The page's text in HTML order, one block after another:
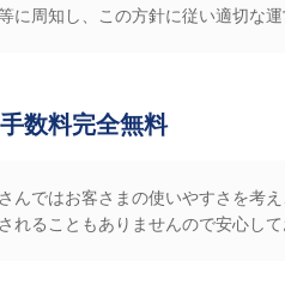
に周知し、この方針に従い適切な運
数料完全無料
んではお客さまの使いやすさを考
れることもありませんので安心して